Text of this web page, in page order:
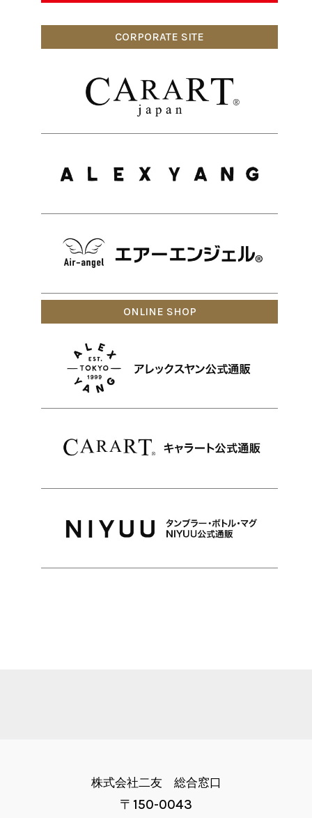
CORPORATE SITE
ONLINE SHOP
株式会社二友 総合窓口
〒150-0043